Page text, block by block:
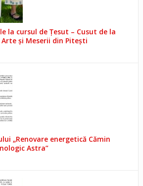
la cursul de Țesut – Cusut de la
și Meserii din Pitești
„Renovare energetică Cămin
Astra”